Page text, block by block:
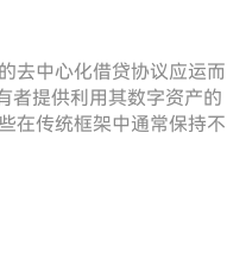
去中心化借贷协议应运而
者提供利用其数字资产的
在传统框架中通常保持不